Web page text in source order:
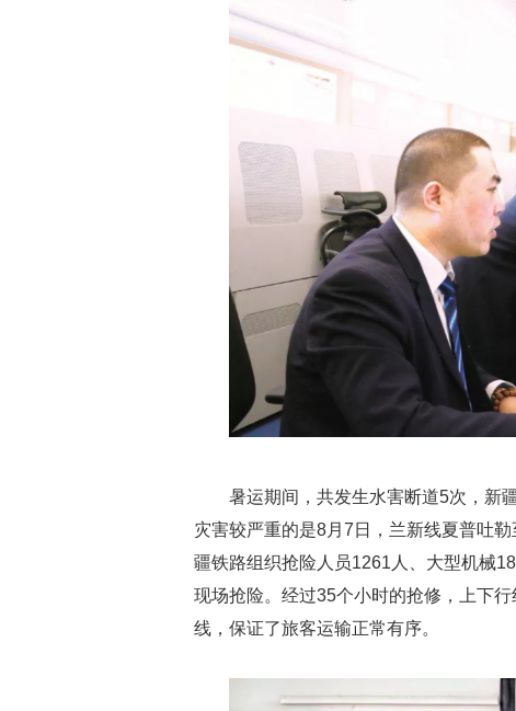
暑运期间，共发生水害断道5次，新
灾害较严重的是8月7日，兰新线夏普吐
疆铁路组织抢险人员1261人、大型机械
现场抢险。经过35个小时的抢修，上下
线，保证了旅客运输正常有序。